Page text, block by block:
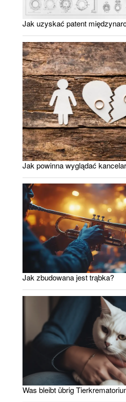
Jak uzyskać patent
Jak powinna wyglądać
Jak zbudowana jest trąbka?
Was bleibt übrig